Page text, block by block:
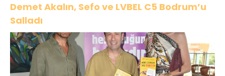
Demet Akalın, Sefo ve LVBEL C5 Bodrum’u
Salladı